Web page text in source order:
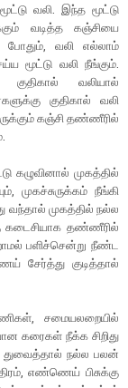
வலி. இந்த மூட்டு
வடித்த கஞ்சியை
போதும், வலி எல்லாம்
மூட்டு வலி நீங்கும்.
வலியால்
குதிகால் வலி
கஞ்சி தண்ணீரில்
கழுவினால் முகத்தில்
முகச்சுருக்கம் நீங்கி
வந்தால் முகத்தில் நல்ல
கடைசியாக தண்ணீரில்
பளிச்சென்று நீண்ட
சேர்த்து குடித்தால்
சமையலறையில்
கரைகள் நீக்க சிறிது
நல்ல பலன்
எண்ணெய் பிசுக்கு